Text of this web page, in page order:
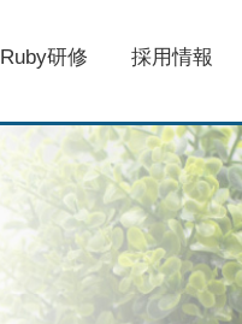
Ruby研修 採用情報